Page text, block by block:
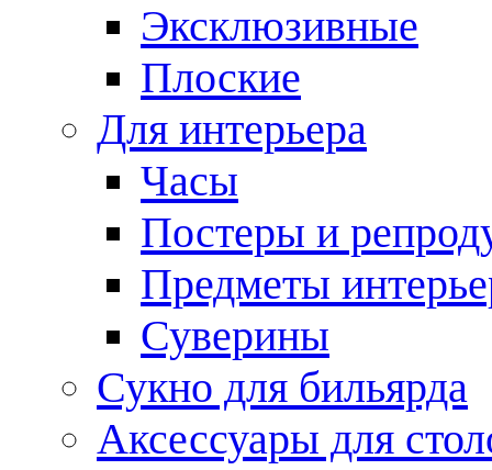
Эксклюзивные
Плоские
Для интерьера
Часы
Постеры и
Предметы
Суверины
Сукно для бильярда
Аксессуары для